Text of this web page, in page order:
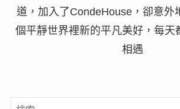
道，加入了CondeHouse，卻意外
個平靜世界裡新的平凡美好，每天
相遇